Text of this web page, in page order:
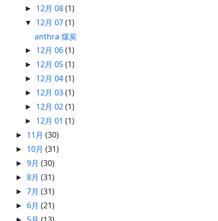
► 12月 08(1)
▼ 12月 07(1)
anthra 煤炭
► 12月 06(1)
► 12月 05(1)
► 12月 04(1)
► 12月 03(1)
► 12月 02(1)
► 12月 01(1)
► 11月(30)
► 10月(31)
►9月(30)
►8月(31)
►7月(31)
► 6月(21)